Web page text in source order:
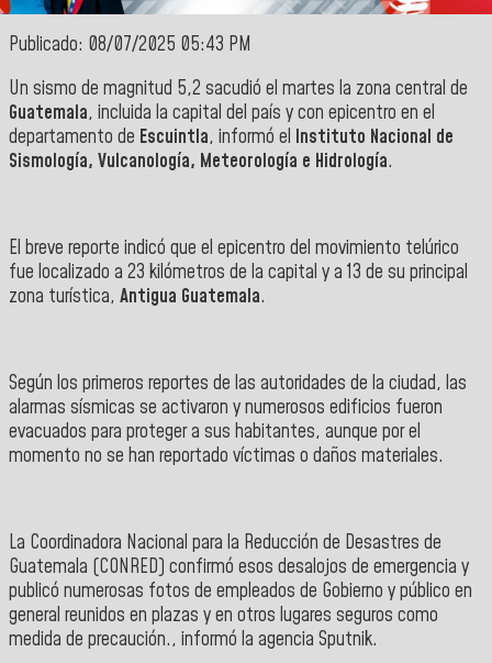
Publicado: 08/07/2025 05:43 PM
Un sismo de magnitud 5,2 sacudió el martes la zona central de
Guatemala, incluida la capital del país y con epicentro en el
departamento de Escuintla, informó el Instituto Nacional de
Sismología, Vulcanología, Meteorología e Hidrología.
El breve reporte indicó que el epicentro del movimiento telúrico
fue localizado a 23 kilómetros de la capital y a 13 de su principal
zona turística, Antigua Guatemala.
Según los primeros reportes de las autoridades de la ciudad, las
alarmas sísmicas se activaron y numerosos edificios fueron
evacuados para proteger a sus habitantes, aunque por el
momento no se han reportado víctimas o daños materiales.
La Coordinadora Nacional para la Reducción de Desastres de
Guatemala (CONRED) confirmó esos desalojos de emergencia y
publicó numerosas fotos de empleados de Gobierno y público en
general reunidos en plazas y en otros lugares seguros como
medida de precaución., informó la agencia Sputnik.